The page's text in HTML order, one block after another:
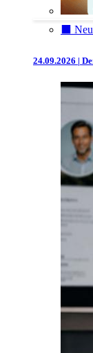
⬛️
24.09.2026 |